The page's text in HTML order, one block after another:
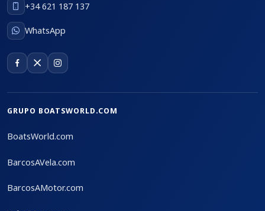
+34 621 187 137
WhatsApp
GRUPO BOATSWORLD.COM
BoatsWorld.com
BarcosAVela.com
BarcosAMotor.com